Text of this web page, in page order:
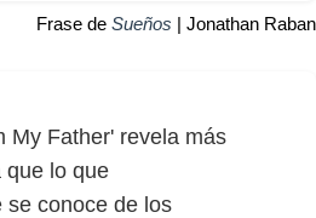
Frase de Sueños | Jonathan Raban
My Father' revela más
que lo que
se conoce de los